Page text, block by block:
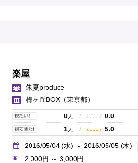
楽屋
朱夏produce
梅ヶ丘BOX （東京都）
0人 / ♪ ♪ ♪ ♪ ♪
0.0
1人 / ★ ★ ★ ★ ★ 5.0
2016/05/04 (水) ～ 2016/05/05 (木)
2,000円 ～ 3,000円